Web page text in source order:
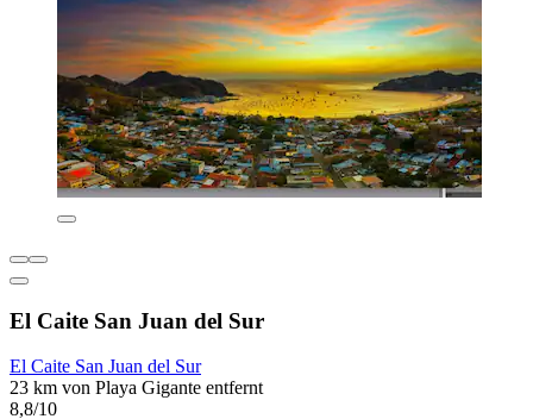
El Caite San Juan del Sur
El Caite San Juan del Sur
23 km von Playa Gigante entfernt
8,8/10